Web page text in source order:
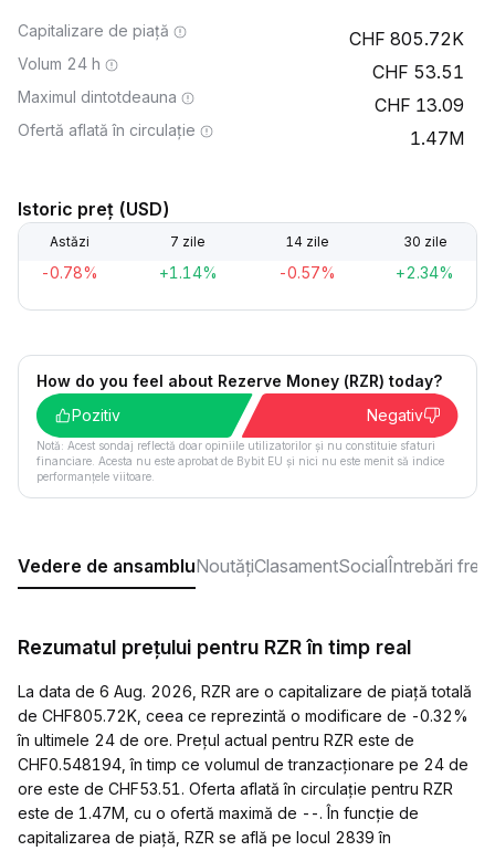
Capitalizare de piață 805.72K
Volum 24 h 53.51
Maximul dintotdeauna 13.09
Ofertă aflată în circulație 1.47M
Istoric preț (USD)
Astăzi 7 zile 14 zile 30 zile
-0.78% +1.14% -0.57% +2.34%
How do you feel about Rezerve Money (RZR) today?
Pozitiv
Negativ
Notă: Acest sondaj reflectă doar opiniile utilizatorilor și nu constituie sfaturi
financiare. Acesta nu este aprobat de Bybit EU și nici nu este menit să indice
performanțele viitoare.
Vedere de ansambluNoutățiClasamentSocialÎntrebări
Rezumatul prețului pentru RZR în timp real
La data de 6 Aug. 2026, RZR are o capitalizare de piață totală
de CHF805.72K, ceea ce reprezintă o modificare de -0.32%
în ultimele 24 de ore. Prețul actual pentru RZR este de
CHF0.548194, în timp ce volumul de tranzacționare pe 24 de
ore este de CHF53.51. Oferta aflată în circulație pentru RZR
este de 1.47M, cu o ofertă maximă de --. În funcție de
capitalizarea de piață, RZR se află pe locul 2839 în